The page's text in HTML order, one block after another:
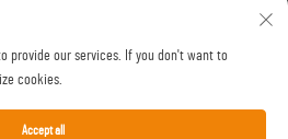
Şehir Merkezi, Wangjiang Batı Yolu, Gaoxin
provide our services. If you don't want to
cookies.
Accept all